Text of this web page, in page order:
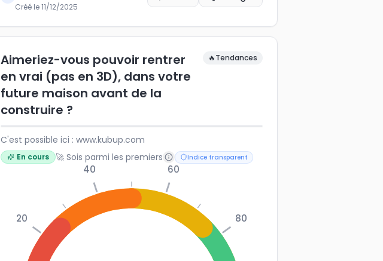
Créé le11/12/2025
Aimeriez-vous pouvoir rentrer
en vrai (pas en 3D), dans votre
future maison avant de la
construire ?
🔥Tendances
C'est possible ici : www.kubup.com
En cours 🚀 Sois parmi les premiers Indice transparent
20
40 60
80